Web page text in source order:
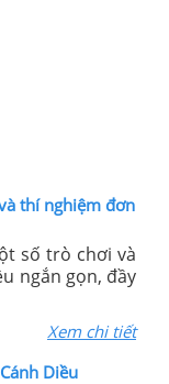
thí nghiệm đơn
số trò chơi và
ngắn gọn, đầy
Xem chi tiết
Diều